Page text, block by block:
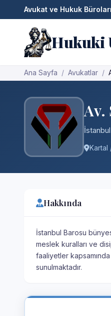
Avukat ve Hukuk
Hukuki
Ana Sayfa Avukatlar
Av.
Kartal
Hakkında
İstanbul Barosu
meslek kuralları ve
faaliyetler
sunulmaktadır.